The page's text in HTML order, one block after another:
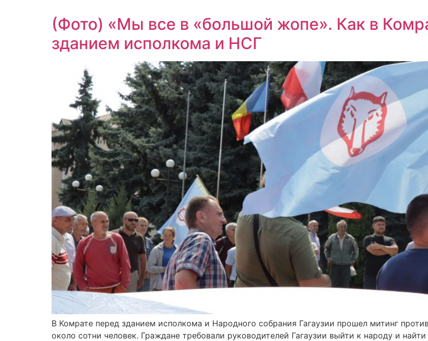
(Фото) «Мы все в «большой жопе». Как в
зданием исполкома и НСГ
В Комрате перед зданием исполкома и Народного собрания Гагаузии прошел митинг
около сотни человек. Граждане требовали руководителей Гагаузии выйти к народу и